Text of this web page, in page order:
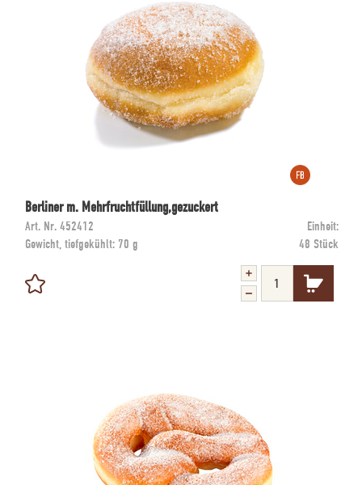
Berliner m. Mehrfruchtfüllung,gezuckert
Art. Nr. 452412
Einheit:
Gewicht, tiefgekühlt: 70 g 48 Stück